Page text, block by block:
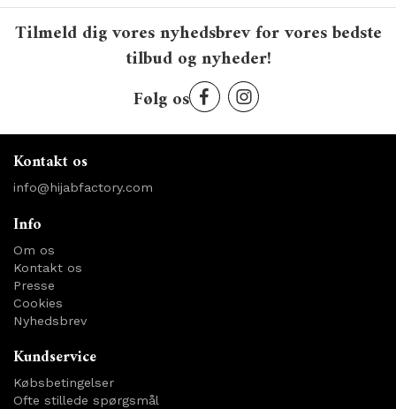
Tilmeld dig vores nyhedsbrev for vores bedste
tilbud og nyheder!
Følg os
Kontakt os
info@hijabfactory.com
Info
Om os
Kontakt os
Presse
Cookies
Nyhedsbrev
Kundservice
Købsbetingelser
Ofte stillede spørgsmål